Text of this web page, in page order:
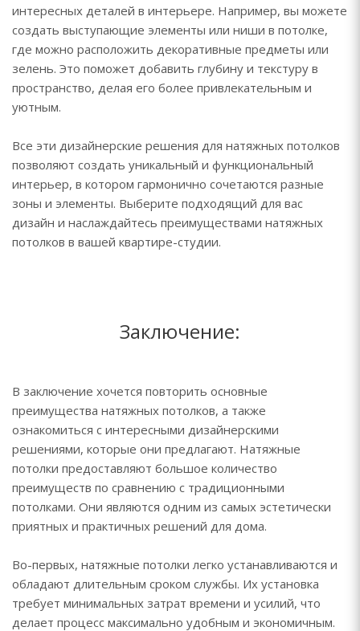
интересных деталей в интерьере. Например, вы можете
создать выступающие элементы или ниши в потолке,
где можно расположить декоративные предметы или
зелень. Это поможет добавить глубину и текстуру в
пространство, делая его более привлекательным и
уютным.
Все эти дизайнерские решения для натяжных потолков
позволяют создать уникальный и функциональный
интерьер, в котором гармонично сочетаются разные
зоны и элементы. Выберите подходящий для вас
дизайн и наслаждайтесь преимуществами натяжных
потолков в вашей квартире-студии.
Заключение:
В заключение хочется повторить основные
преимущества натяжных потолков, а также
ознакомиться с интересными дизайнерскими
решениями, которые они предлагают. Натяжные
потолки предоставляют большое количество
преимуществ по сравнению с традиционными
потолками. Они являются одним из самых эстетически
приятных и практичных решений для дома.
Во-первых, натяжные потолки легко устанавливаются и
обладают длительным сроком службы. Их установка
требует минимальных затрат времени и усилий, что
делает процесс максимально удобным и экономичным.